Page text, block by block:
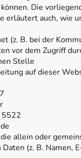
Die
auch, wie
(z. B. bei der
vor dem Zugriff
Stelle
auf dieser
allein oder
(z. B. Namen,